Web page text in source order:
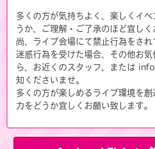
多くの方が気持ちよく、楽しくイ
うか、ご理解・ご了承のほど宜しく
尚、ライブ会場にて禁止行為をさ
迷惑行為を受けた場合、その他お
ら、お近くのスタッフ、または
知くださいませ。
多くの方が楽しめるライブ環境を
力をどうか宜しくお願い致します。